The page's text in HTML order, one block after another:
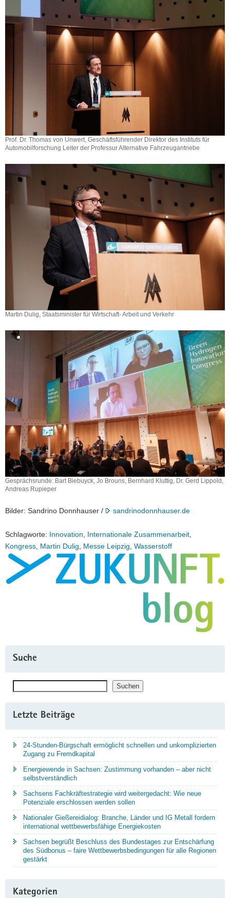
Prof. Dr. Thomas von Unwert, Geschäftsführender Direktor des Instituts für
Automobilforschung Leiter der Professur Alternative Fahrzeugantriebe
Martin Dulig, Staatsminister für Wirtschaft- Arbeit und Verkehr
Gesprächsrunde: Bart Biebuyck, Jo Brouns, Bernhard Kluttig, Dr. Gerd Lippold,
Andreas Rupieper
Bilder: Sandrino Donnhauser / sandrinodonnhauser.de
Schlagworte: Innovation Internationale Zusammenarbeit
Kongress Martin Dulig Messe Leipzig Wasserstoff
Suche
Suchen
Letzte Beiträge
24-Stunden-Bürgschaft ermöglicht schnellen und unkomplizierten
Zugang zu Fremdkapital
Energiewende in Sachsen: Zustimmung vorhanden – aber nicht
selbstverständlich
Sachsens Fachkräftestrategie wird weitergedacht: Wie neue
Potenziale erschlossen werden sollen
Nationaler Gießereidialog: Branche, Länder und IG Metall fordern
international wettbewerbsfähige Energiekosten
Sachsen begrüßt Beschluss des Bundestages zur Entschärfung
des Südbonus – faire Wettbewerbsbedingungen für alle Regionen
gestärkt
Kategorien